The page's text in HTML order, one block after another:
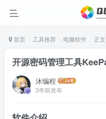
首页 工具推荐 电脑软件 正文
开源密码管理工具
沐编程
3年前发布